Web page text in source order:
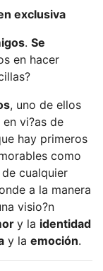
exclusiva
. Se
en hacer
, uno de ellos
vi?as de
hay primeros
como
cualquier
a la manera
visio?n
y la identidad
y la emoción.